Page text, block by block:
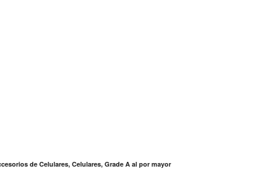
de Celulares, Celulares, Grade A al por mayor